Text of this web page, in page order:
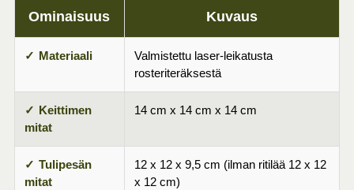
Ominaisuus Kuvaus
Materiaali
Valmistettu laser-leikatusta
rosteriteräksestä
Keittimen
mitat
14 cm x 14 cm x 14 cm
Tulipesän
mitat
12 x 12 x 9,5 cm (ilman ritilää 12 x 12
x 12 cm)